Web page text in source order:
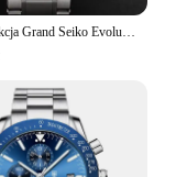
Nowa kolekcja Grand Seiko Evolution 9 SLGC001 męski chronograf niemechaniczny kwarcowy swobodny biznesowy zegarek na rękę z pudełkiem